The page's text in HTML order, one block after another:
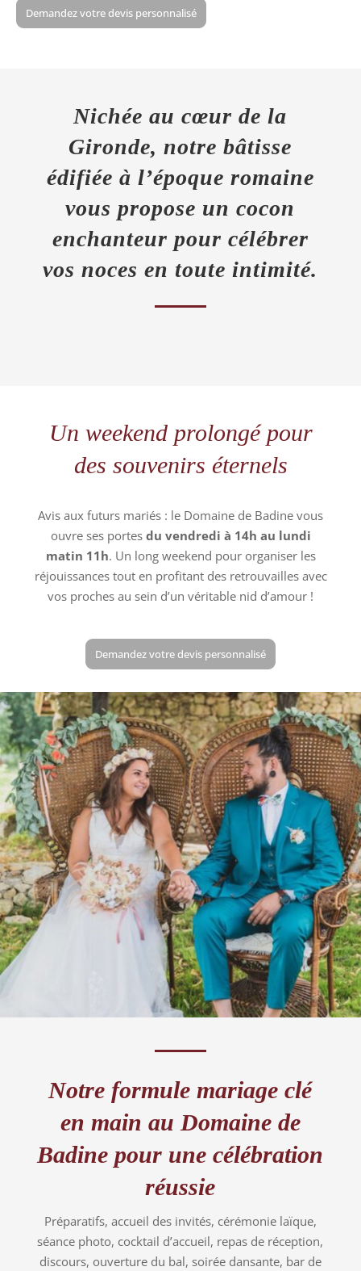
Demandez votre devis personnalisé
Nichée au cœur de la
Gironde, notre bâtisse
édifiée à l’époque romaine
vous propose un cocon
enchanteur pour célébrer
vos noces en toute intimité.
Un weekend prolongé pour
des souvenirs éternels
Avis aux futurs mariés : le Domaine de Badine vous
ouvre ses portes du vendredi à 14h au lundi
matin 11h. Un long weekend pour organiser les
réjouissances tout en profitant des retrouvailles avec
vos proches au sein d’un véritable nid d’amour !
Demandez votre devis personnalisé
Notre formule mariage clé
en main au Domaine de
Badine pour une célébration
réussie
Préparatifs, accueil des invités, cérémonie laïque,
séance photo, cocktail d’accueil, repas de réception,
discours, ouverture du bal, soirée dansante, bar de